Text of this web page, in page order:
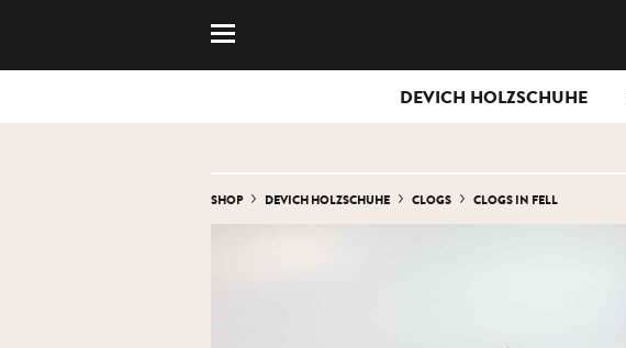
DEVICH HOLZSCHUHE
SHOP DEVICH HOLZSCHUHE CLOGS CLOGS IN FELL